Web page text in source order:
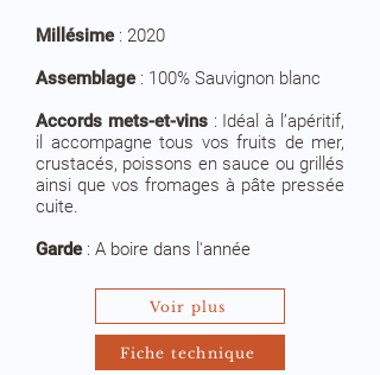
Millésime : 2020
Assemblage: 100% Sauvignon blanc
Accords mets-et-vins: Idéal à l’apéritif,
il accompagne tous vos fruits de mer,
crustacés, poissons en sauce ou grillés
ainsi que vos fromages à pâte pressée
cuite.
Garde : A boire dans l'année
Voir plus
Fiche technique